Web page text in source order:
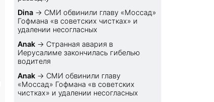
Dina → СМИ обвинили главу «Моссад»
Гофмана «в советских чистках» и
удалении несогласных
Anak → Странная авария в
Иерусалиме закончилась гибелью
водителя
Anak → СМИ обвинили главу
«Моссад» Гофмана «в советских
чистках» и удалении несогласных